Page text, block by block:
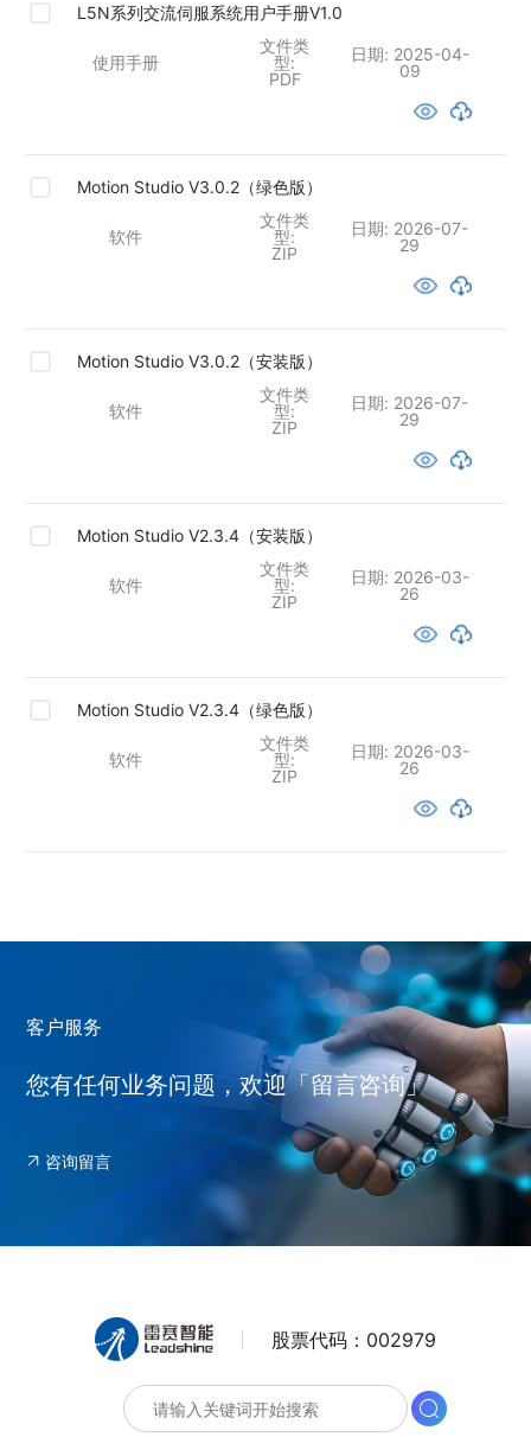
L5N系列交流伺服系统用户手册V1.0
使用手册
文件类
型:
PDF
日期: 2025-04-
09
Motion Studio V3.0.2（绿色版）
软件
文件类
型:
ZIP
日期: 2026-07-
29
Motion Studio V3.0.2（安装版）
软件
文件类
型:
ZIP
日期: 2026-07-
29
Motion Studio V2.3.4（安装版）
软件
文件类
型:
ZIP
日期: 2026-03-
26
Motion Studio V2.3.4（绿色版）
软件
文件类
型:
ZIP
日期: 2026-03-
26
客户服务
您有任何业务问题，欢迎「留言咨询」
咨询留言
股票代码： 002979